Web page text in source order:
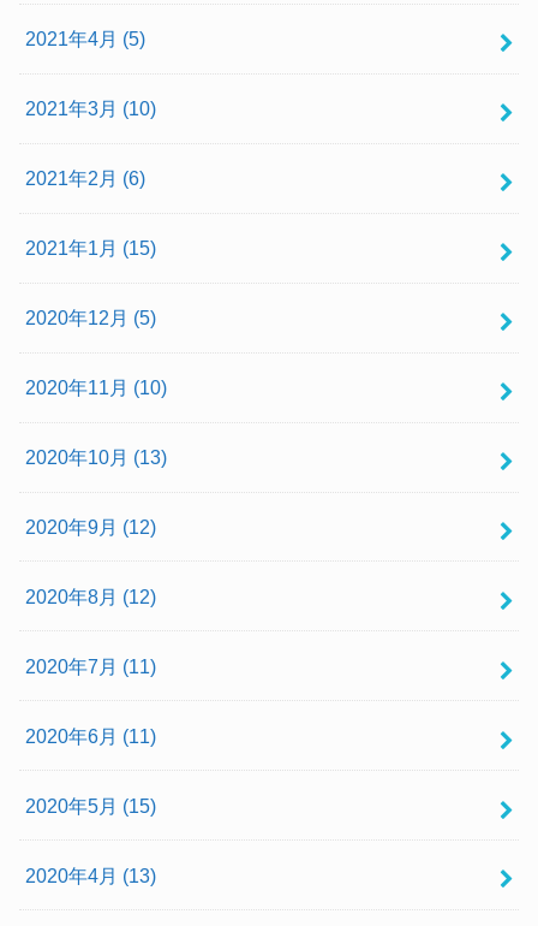
2021年4月 (5)
2021年3月 (10)
2021年2月 (6)
2021年1月 (15)
2020年12月 (5)
2020年11月 (10)
2020年10月 (13)
2020年9月 (12)
2020年8月 (12)
2020年7月 (11)
2020年6月 (11)
2020年5月 (15)
2020年4月 (13)